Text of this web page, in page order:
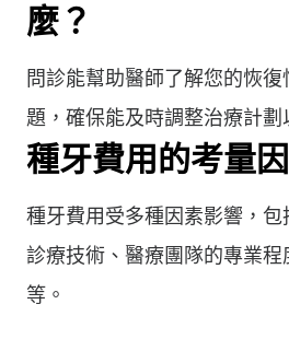
麼？
問診能幫助醫師了解您的恢
題，確保能及時調整治療計劃
種牙費用的考量
種牙費用受多種因素影響，包
診療技術、醫療團隊的專業程
等。